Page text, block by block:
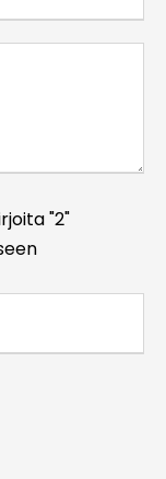
"2"